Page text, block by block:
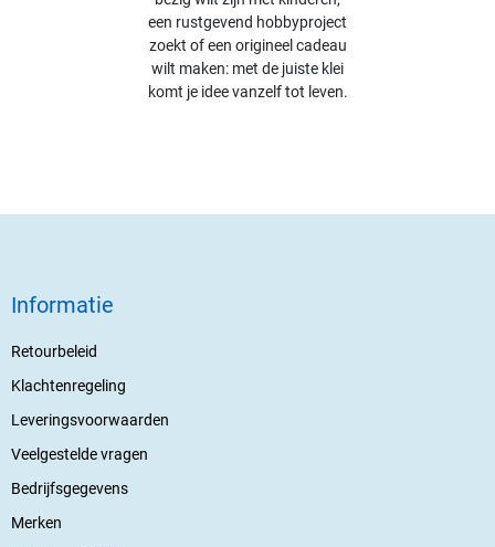
een rustgevend hobbyproject
zoekt of een origineel cadeau
wilt maken: met de juiste klei
komt je idee vanzelf tot leven.
Informatie
Retourbeleid
Klachtenregeling
Leveringsvoorwaarden
Veelgestelde vragen
Bedrijfsgegevens
Merken